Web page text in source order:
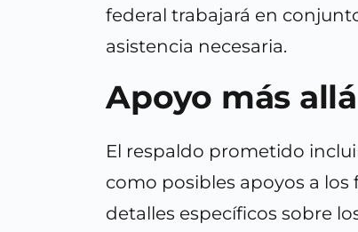
federal trabajará en
asistencia necesaria.
Apoyo más
El respaldo prometido
como posibles apoyos a
detalles específicos sobre